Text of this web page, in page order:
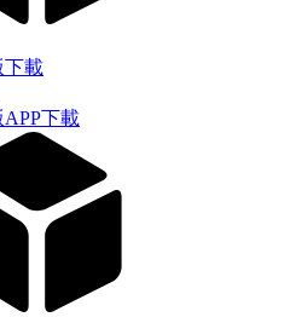
下載
下載